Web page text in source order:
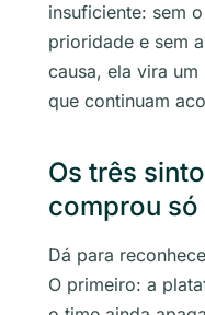
insuficiente: sem
prioridade e sem
causa, ela vira
que continuam
Os três
comprou só
Dá para
O primeiro: a